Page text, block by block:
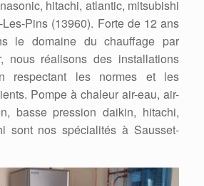
hitachi, atlantic, mitsubishi
Pins (13960). Forte de 12 ans
le domaine du chauffage par
nous réalisons des installations
respectant les normes et les
Pompe à chaleur air-eau, air-
basse pression daikin, hitachi,
sont nos spécialités à Sausset-